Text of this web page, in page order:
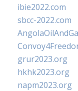
ibie2022.com
sbcc-2022.com
grur2023.org
hkhk2023.org
napm2023.org